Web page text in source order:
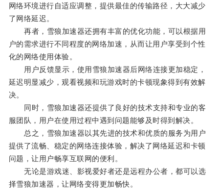
网络环境进行自适应调整，提供最佳的传输路径，大大减少
了网络延迟。
再者，雪狼加速器还拥有丰富的优化功能，可以根据用
户的需求进行不同程度的网络加速，从而让用户享受到个性
化的网络使用体验。
用户反馈显示，使用雪狼加速器后网络连接更加稳定，
延迟明显减少，观看视频和玩游戏时的卡顿现象得到有效解
决。
同时，雪狼加速器还提供了良好的技术支持和专业的客
服团队，用户在使用过程中遇到问题能够及时得到解决。
总之，雪狼加速器以其先进的技术和优质的服务为用户
提供了流畅、稳定的网络连接体验，解决了网络延迟和卡顿
问题，让用户畅享互联网的便利。
无论是游戏迷、影视爱好者还是远程办公者，都可以选
择雪狼加速器，让网络变得更加畅快。